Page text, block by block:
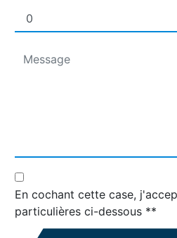
En cochant cette case,
particulières ci-dessous **